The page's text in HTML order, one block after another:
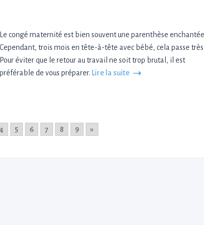
Le congé maternité est bien souvent une parenthèse
Cependant, trois mois en tête-à-tête avec bébé, cela passe
Pour éviter que le retour au travail ne soit trop brutal, il est
préférable de vous préparer. Lire la suite
4 5 6 7 8 9 »